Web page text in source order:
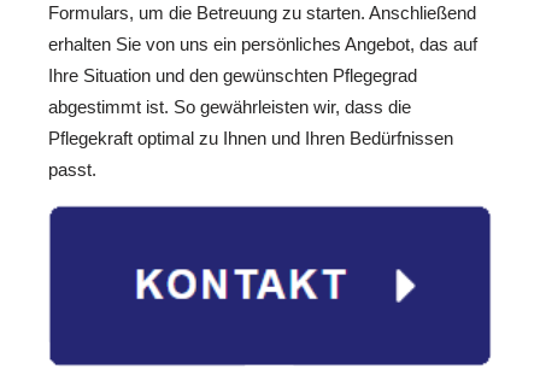
Formulars, um die Betreuung zu starten. Anschließend
erhalten Sie von uns ein persönliches Angebot, das auf
Ihre Situation und den gewünschten Pflegegrad
abgestimmt ist. So gewährleisten wir, dass die
Pflegekraft optimal zu Ihnen und Ihren Bedürfnissen
passt.